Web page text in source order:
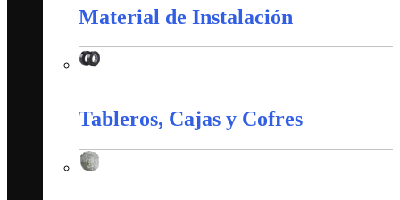
Material de Instalación
Tableros, Cajas y Cofres